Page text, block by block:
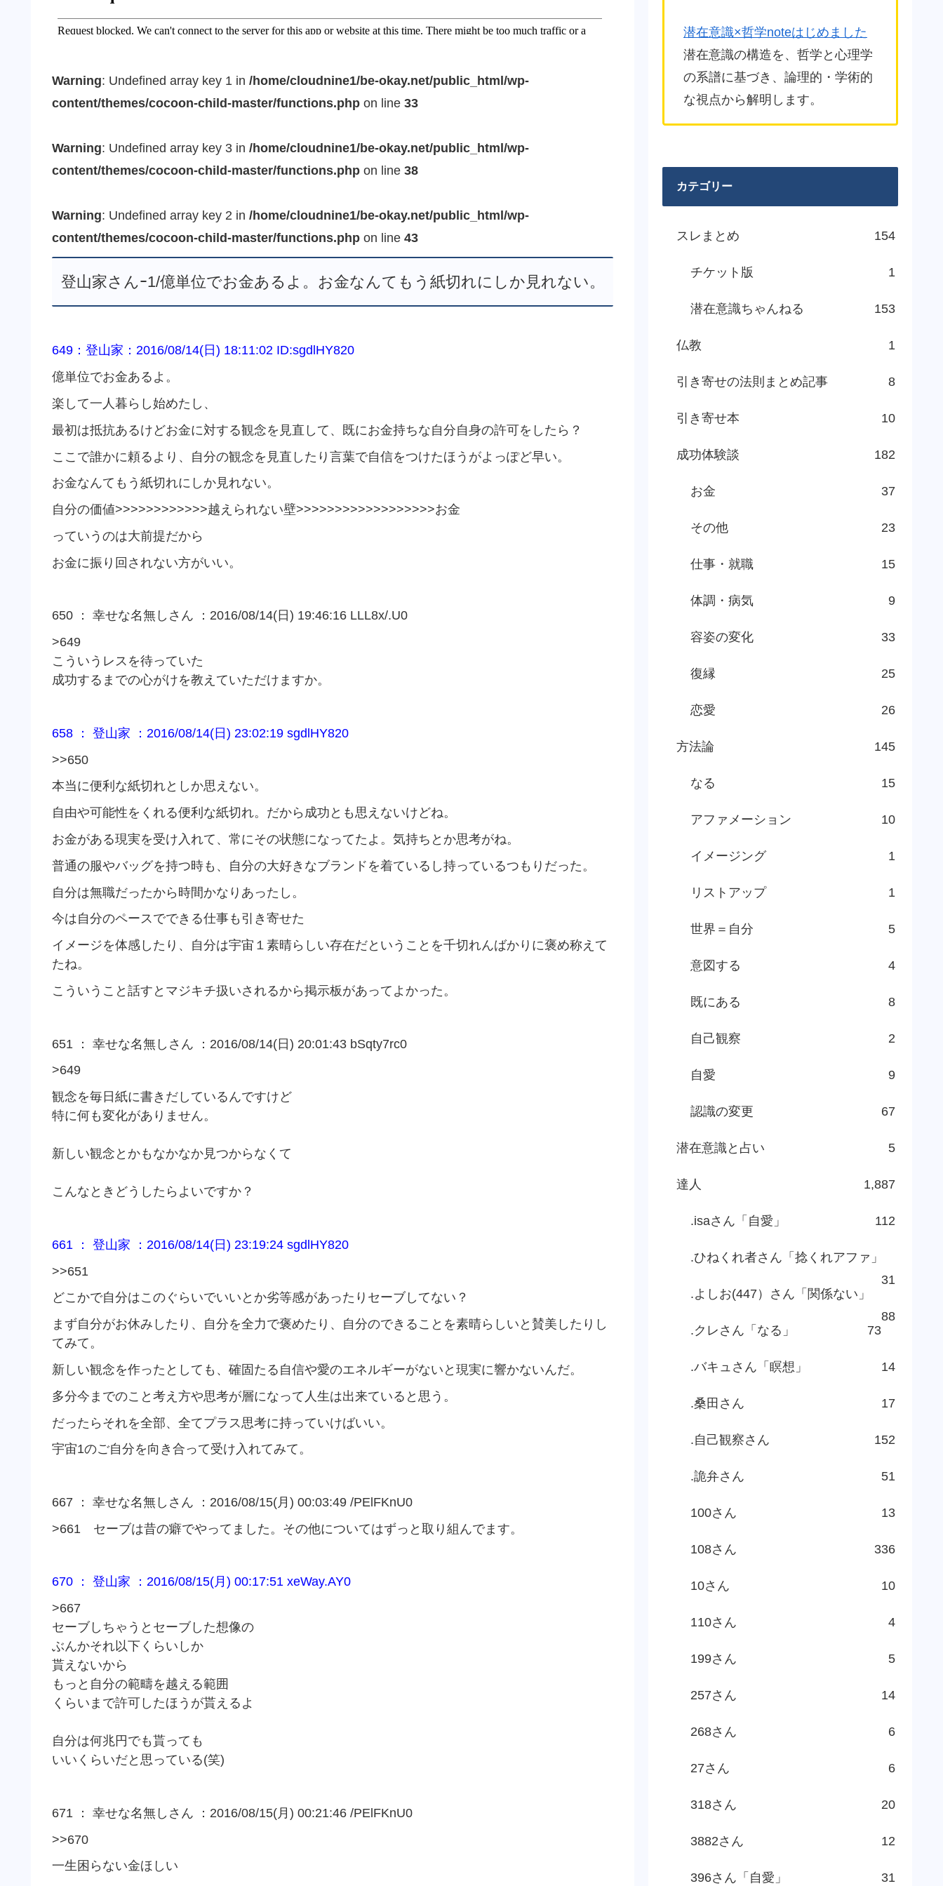
Warning: Undefined array key 1 in /home/cloudnine1/be-okay.net/public_html/wp-
content/themes/cocoon-child-master/functions.php on line 33
Warning: Undefined array key 3 in /home/cloudnine1/be-okay.net/public_html/wp-
content/themes/cocoon-child-master/functions.php on line 38
Warning: Undefined array key 2 in /home/cloudnine1/be-okay.net/public_html/wp-
content/themes/cocoon-child-master/functions.php on line 43
登山家さんｰ1/億単位でお金あるよ。お金なんてもう紙切れにしか見れない。
649 ：登山家： 2016/08/14( 日 ) 18:11:02 ID:sgdlHY820
億単位でお金あるよ。
楽して一人暮らし始めたし、
最初は抵抗あるけどお金に対する観念を見直して、既にお金持ちな自分自身の許可をしたら？
ここで誰かに頼るより、自分の観念を見直したり言葉で自信をつけたほうがよっぽど早い。
お金なんてもう紙切れにしか見れない。
自分の価値>>>>>>>>>>>>越えられない壁>>>>>>>>>>>>>>>>>>お金
っていうのは大前提だから
お金に振り回されない方がいい。
650 ： 幸せな名無しさん ：2016/08/14(日) 19:46:16 LLL8x/.U0
>649
こういうレスを待っていた
成功するまでの心がけを教えていただけますか。
658 ： 登山家 ：2016/08/14(日) 23:02:19 sgdlHY820
>>650
本当に便利な紙切れとしか思えない。
自由や可能性をくれる便利な紙切れ。だから成功とも思えないけどね。
お金がある現実を受け入れて、常にその状態になってたよ。気持ちとか思考がね。
普通の服やバッグを持つ時も、自分の大好きなブランドを着ているし持っているつもりだった。
自分は無職だったから時間かなりあったし。
今は自分のペースでできる仕事も引き寄せた
イメージを体感したり、自分は宇宙１素晴らしい存在だということを千切れんばかりに褒め称えて
たね。
こういうこと話すとマジキチ扱いされるから掲示板があってよかった。
651 ： 幸せな名無しさん ：2016/08/14(日) 20:01:43 bSqty7rc0
>649
観念を毎日紙に書きだしているんですけど
特に何も変化がありません。
新しい観念とかもなかなか見つからなくて
こんなときどうしたらよいですか？
661 ： 登山家 ：2016/08/14(日) 23:19:24 sgdlHY820
>>651
どこかで自分はこのぐらいでいいとか劣等感があったりセーブしてない？
まず自分がお休みしたり、自分を全力で褒めたり、自分のできることを素晴らしいと賛美したりし
てみて。
新しい観念を作ったとしても、確固たる自信や愛のエネルギーがないと現実に響かないんだ。
多分今までのこと考え方や思考が層になって人生は出来ていると思う。
だったらそれを全部、全てプラス思考に持っていけばいい。
宇宙1のご自分を向き合って受け入れてみて。
667 ： 幸せな名無しさん ：2016/08/15(月) 00:03:49 /PElFKnU0
>661 セーブは昔の癖でやってました。その他についてはずっと取り組んでます。
670 ： 登山家 ：2016/08/15(月) 00:17:51 xeWay.AY0
>667
セーブしちゃうとセーブした想像の
ぶんかそれ以下くらいしか
貰えないから
もっと自分の範疇を越える範囲
くらいまで許可したほうが貰えるよ
自分は何兆円でも貰っても
いいくらいだと思っている(笑)
671 ： 幸せな名無しさん ：2016/08/15(月) 00:21:46 /PElFKnU0
>>670
一生困らない金ほしい
潜在意識×哲学noteはじめました
潜在意識の構造を、哲学と心理学
の系譜に基づき、論理的・学術的
な視点から解明します。
カテゴリー
スレまとめ 154
チケット版 1
潜在意識ちゃんねる 153
仏教 1
引き寄せの法則まとめ記事 8
引き寄せ本 10
成功体験談 182
お金 37
その他 23
仕事・就職 15
体調・病気 9
容姿の変化 33
復縁 25
恋愛 26
方法論 145
なる 15
アファメーション 10
イメージング 1
リストアップ 1
世界＝自分 5
意図する 4
既にある 8
自己観察 2
自愛 9
認識の変更 67
潜在意識と占い 5
達人 1,887
.isaさん「自愛」 112
.ひねくれ者さん「捻くれアファ」
31
.よしお(447）さん「関係ない」
88
.クレさん「なる」
73
.バキュさん「瞑想」 14
.桑田さん 17
.自己観察さん 152
.詭弁さん 51
100さん 13
108さん 336
10さん 10
110さん 4
199さん 5
257さん 14
268さん 6
27さん 6
318さん 20
3882さん 12
396さん「自愛」 31